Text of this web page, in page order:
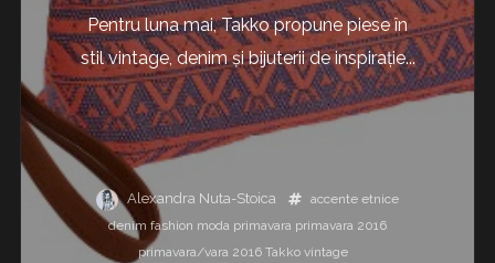
Pentru luna mai, Takko propune piese în
stil vintage, denim și bijuterii de inspirație...
Alexandra Nuta-Stoica
accente etnice
denim fashion moda primavara primavara 2016
primavara/vara 2016 Takko vintage